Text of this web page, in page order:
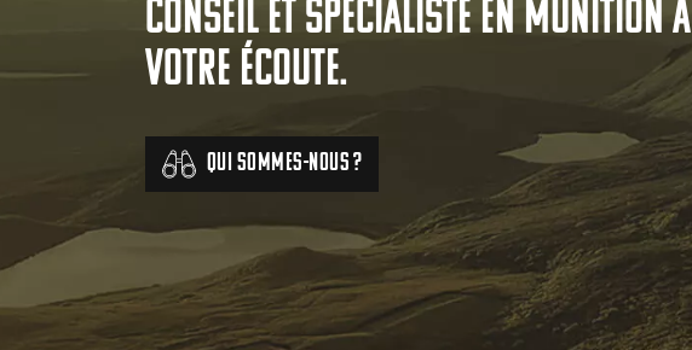
conseil et spécialiste en munition à
votre écoute.
Qui sommes-nous ?